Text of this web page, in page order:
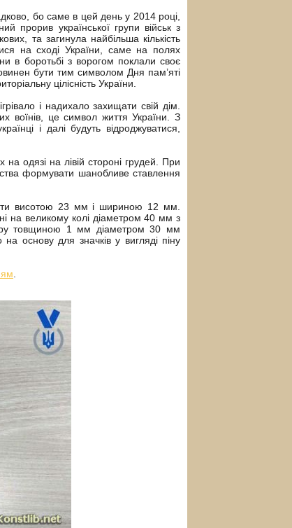
бо саме в цей день у 2014 році,
прорив української групи військ з
та загинула найбільша кількість
на сході України, саме на полях
в боротьбі з ворогом поклали своє
бути тим символом Дня пам’яті
цілісність України.
і надихало захищати свій дім.
воїнів, це символ життя України. З
і далі будуть відроджуватися,
на одязі на лівій стороні грудей. При
формувати шанобливе ставлення
висотою 23 мм і шириною 12 мм.
на великому колі діаметром 40 мм з
товщиною 1 мм діаметром 30 мм
основу для значків у вигляді піну